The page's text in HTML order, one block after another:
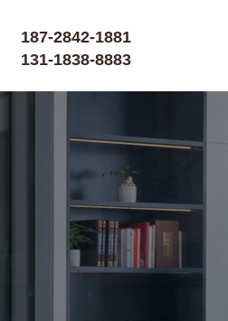
187-2842-1881
131-1838-8883